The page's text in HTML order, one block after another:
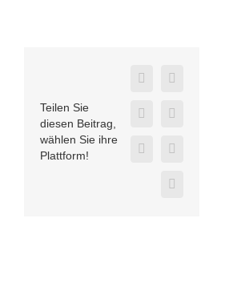
Teilen Sie
diesen Beitrag,
wählen Sie ihre
Plattform!
FacebookTwitter
LinkedInWhatsApp
E-
Telegram
Xing